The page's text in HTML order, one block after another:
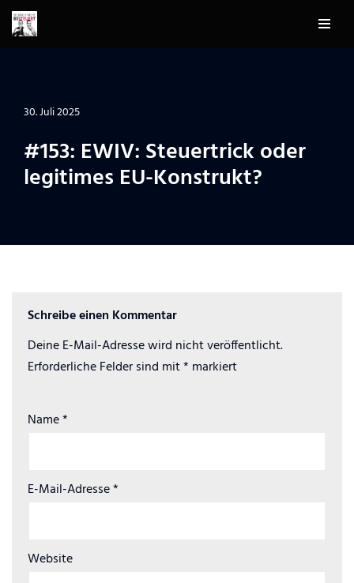
Zum
30. Juli 2025
#153: EWIV: Steuertrick oder
legitimes EU-Konstrukt?
Schreibe einen Kommentar
Deine E-Mail-Adresse wird nicht veröffentlicht.
Erforderliche Felder sind mit* markiert
Name*
E-Mail-Adresse*
Website